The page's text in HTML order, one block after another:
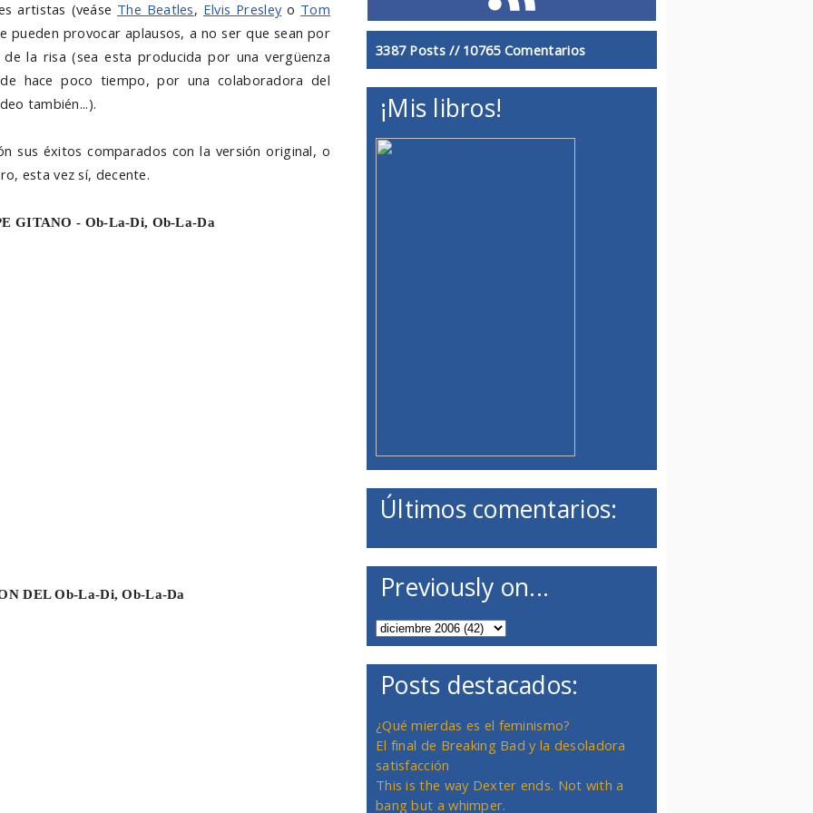
artistas (veáse The Beatles, Elvis Presleyo Tom
pueden provocar aplausos, a no ser que sean por
la risa (sea esta producida por una vergüenza
hace poco tiempo, por una colaboradora del
también...).
sus éxitos comparados con la versión original, o
esta vez sí, decente.
GITANO - Ob-La-Di, Ob-La-Da
DEL Ob-La-Di, Ob-La-Da
3387 Posts // 10765 Comentarios
¡Mis libros!
Últimos comentarios:
Previously on...
Posts destacados:
¿Qué mierdas es el feminismo?
El final de Breaking Bad y la desoladora
satisfacción
This is the way Dexter ends. Not with a
bang but a whimper.